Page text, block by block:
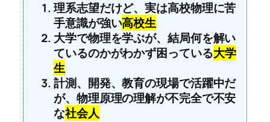
理系志望だけど、実は高校物理に苦
手意識が強い高校生
大学で物理を学ぶが、結局何を解い
ているのかがわかず困っている大学
生
計測、開発、教育の現場で活躍中だ
が、物理原理の理解が不完全で不安
な社会人